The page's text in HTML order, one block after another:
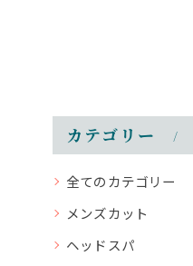
カテゴリー
全てのカテゴリー
メンズカット
ヘッドスパ